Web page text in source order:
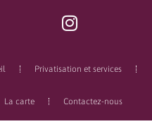
Privatisation et services
La carte Contactez-nous